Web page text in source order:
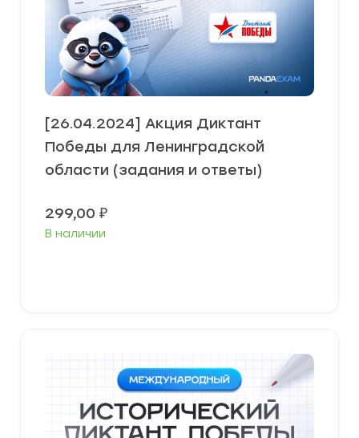
[26.04.2024] Акция Диктант
Победы для Ленинградской
области (задания и ответы)
299,00 ₽
В наличии